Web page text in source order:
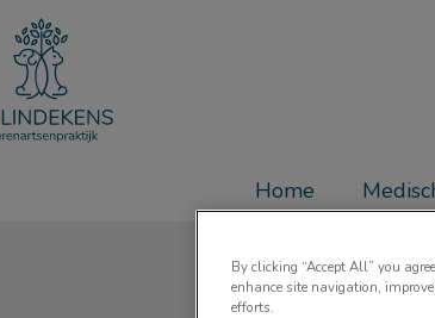
Homepage Dierenartsencentrum Diamant
Home
By clicking “Accept All” you
enhance site navigation,
efforts.